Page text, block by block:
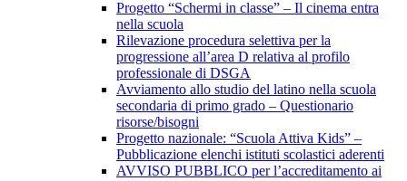
Progetto “Schermi in classe” – Il cinema entra
nella scuola
Rilevazione procedura selettiva per la
progressione all’area D relativa al profilo
professionale di DSGA
Avviamento allo studio del latino nella scuola
secondaria di primo grado – Questionario
risorse/bisogni
Progetto nazionale: “Scuola Attiva Kids” –
Pubblicazione elenchi istituti scolastici aderenti
AVVISO PUBBLICO per l’accreditamento ai